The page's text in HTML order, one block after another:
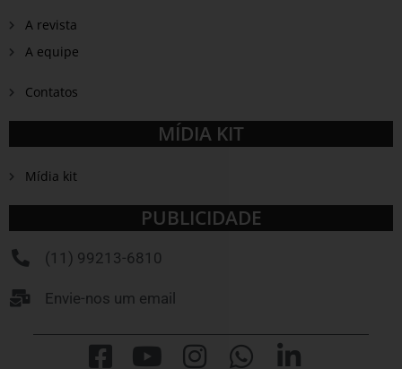
A revista
A equipe
Contatos
MÍDIA KIT
Mídia kit
PUBLICIDADE
(11) 99213-6810
Envie-nos um email